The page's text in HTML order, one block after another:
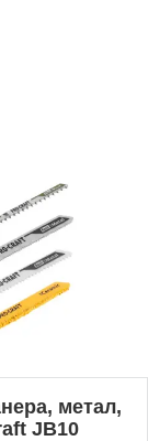
метал,
JB10